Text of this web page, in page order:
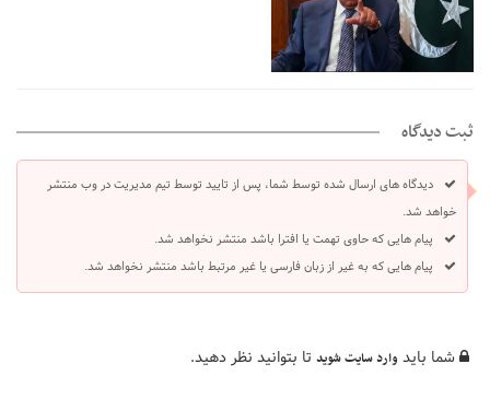
ثبت دیدگاه
دیدگاه های ارسال شده توسط شما، پس از تایید توسط تیم مدیریت در وب منتشر
خواهد شد.
پیام هایی که حاوی تهمت یا افترا باشد منتشر نخواهد شد.
پیام هایی که به غیر از زبان فارسی یا غیر مرتبط باشد منتشر نخواهد شد.
شما باید وارد سایت شوید تا بتوانید نظر دهید.